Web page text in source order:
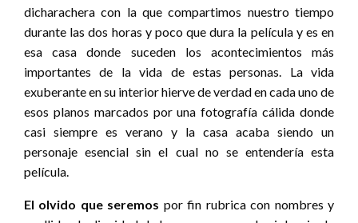
dicharachera con la que compartimos nuestro tiempo
durante las dos horas y poco que dura la película y es en
esa casa donde suceden los acontecimientos más
importantes de la vida de estas personas. La vida
exuberante en su interior hierve de verdad en cada uno de
esos planos marcados por una fotografía cálida donde
casi siempre es verano y la casa acaba siendo un
personaje esencial sin el cual no se entendería esta
película.
El olvido que seremos por fin rubrica con nombres y